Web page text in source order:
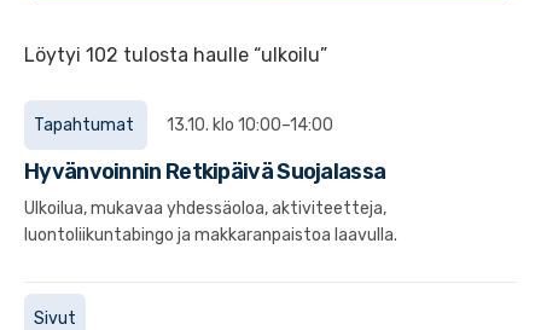
Löytyi 102 tulosta haulle “ulkoilu”
Tapahtumat 13.10. klo 10:00–14:00
Hyvänvoinnin Retkipäivä Suojalassa
Ulkoilua, mukavaa yhdessäoloa, aktiviteetteja,
luontoliikuntabingo ja makkaranpaistoa laavulla.
Sivut